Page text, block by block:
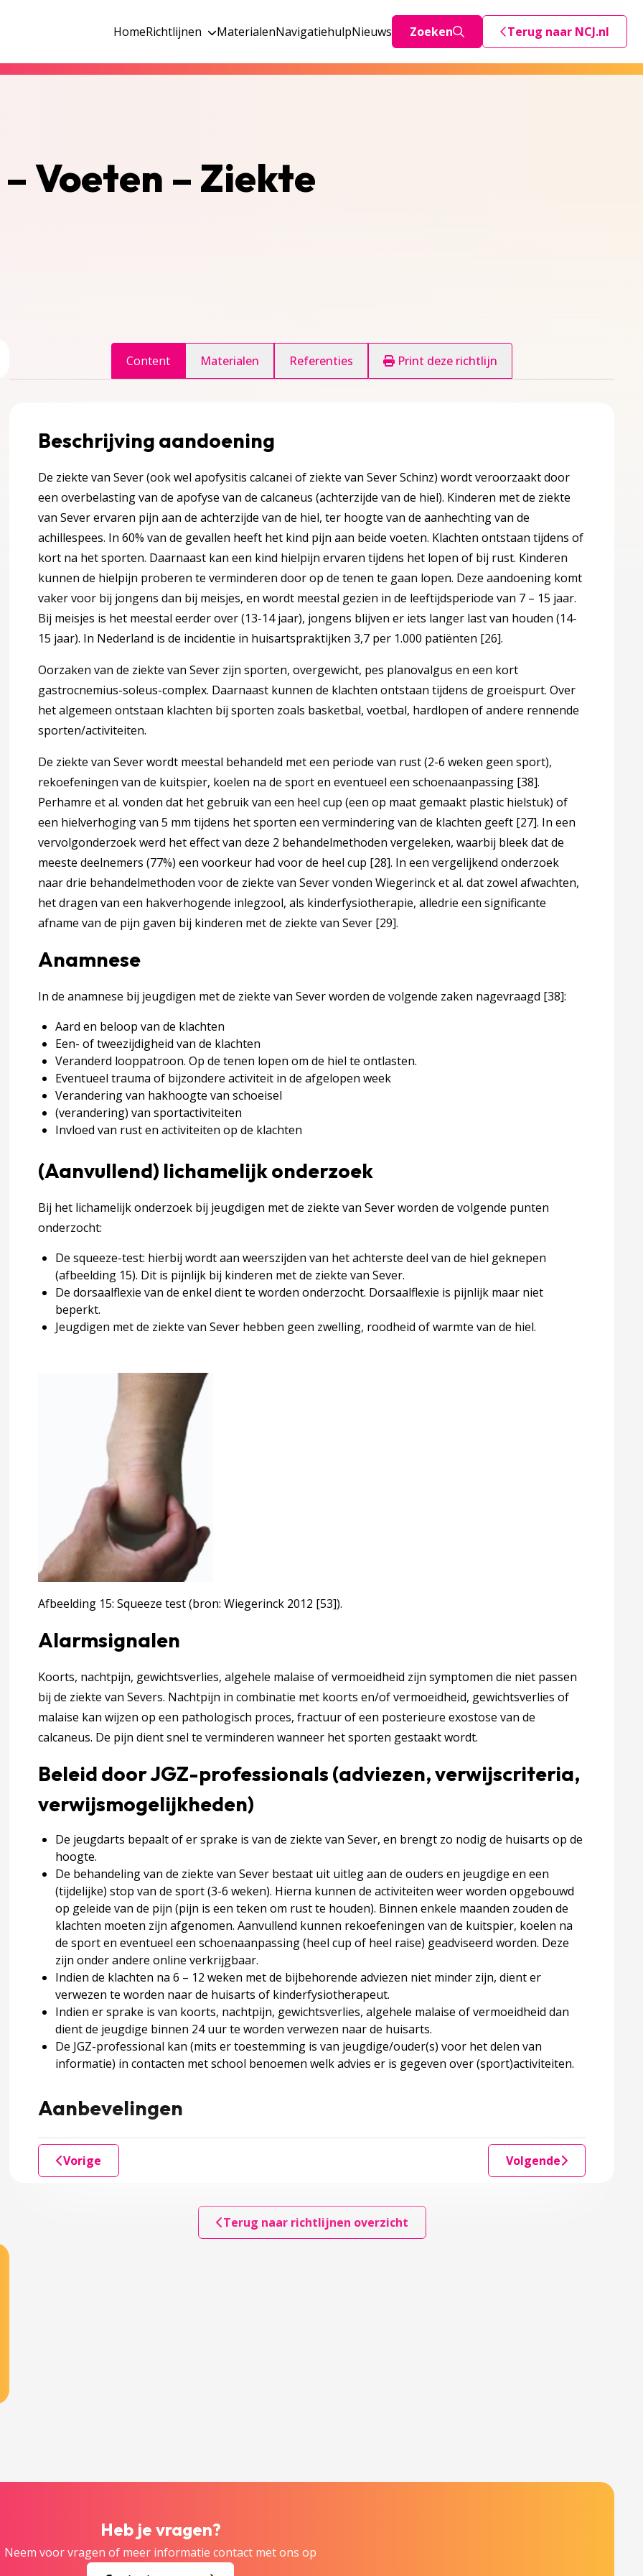
HomeRichtlijnen MaterialenNavigatiehulpNieuws Zoeken Terug naar NCJ.nl
Deze link stuurt je terug
Voeten – Ziekte
inhoudsopgave
over 1 Introductie
achtergrondinformatie
over 2 Kennismodule achtergrondinformatie
onderzoek
hulpverleners
naar binnen lopen)
X-benen (genua valga)
(Slipped Capital Femoral Epiphysis; SCFE)
Schlatter
van Sever
Totstandkoming richtlijn
over 3 Totstandkoming richtlijn
over 4 Verantwoording
over 5 Bijlagen
Content Materialen Referenties Print deze richtlijn
Beschrijving aandoening
De ziekte van Sever (ook wel apofysitis calcanei of ziekte van Sever Schinz) wordt veroorzaakt door
een overbelasting van de apofyse van de calcaneus (achterzijde van de hiel). Kinderen met de ziekte
van Sever ervaren pijn aan de achterzijde van de hiel, ter hoogte van de aanhechting van de
achillespees. In 60% van de gevallen heeft het kind pijn aan beide voeten. Klachten ontstaan tijdens of
kort na het sporten. Daarnaast kan een kind hielpijn ervaren tijdens het lopen of bij rust. Kinderen
kunnen de hielpijn proberen te verminderen door op de tenen te gaan lopen. Deze aandoening komt
vaker voor bij jongens dan bij meisjes, en wordt meestal gezien in de leeftijdsperiode van 7 – 15 jaar.
Bij meisjes is het meestal eerder over (13-14 jaar), jongens blijven er iets langer last van houden (14-
15 jaar). In Nederland is de incidentie in huisartspraktijken 3,7 per 1.000 patiënten [26].
Oorzaken van de ziekte van Sever zijn sporten, overgewicht, pes planovalgus en een kort
gastrocnemius-soleus-complex. Daarnaast kunnen de klachten ontstaan tijdens de groeispurt. Over
het algemeen ontstaan klachten bij sporten zoals basketbal, voetbal, hardlopen of andere rennende
sporten/activiteiten.
De ziekte van Sever wordt meestal behandeld met een periode van rust (2-6 weken geen sport),
rekoefeningen van de kuitspier, koelen na de sport en eventueel een schoenaanpassing [38].
Perhamre et al. vonden dat het gebruik van een heel cup (een op maat gemaakt plastic hielstuk) of
een hielverhoging van 5 mm tijdens het sporten een vermindering van de klachten geeft [27]. In een
vervolgonderzoek werd het effect van deze 2 behandelmethoden vergeleken, waarbij bleek dat de
meeste deelnemers (77%) een voorkeur had voor de heel cup [28]. In een vergelijkend onderzoek
naar drie behandelmethoden voor de ziekte van Sever vonden Wiegerinck et al. dat zowel afwachten,
het dragen van een hakverhogende inlegzool, als kinderfysiotherapie, alledrie een significante
afname van de pijn gaven bij kinderen met de ziekte van Sever [29].
Anamnese
In de anamnese bij jeugdigen met de ziekte van Sever worden de volgende zaken nagevraagd [38]:
Aard en beloop van de klachten
Een- of tweezijdigheid van de klachten
Veranderd looppatroon. Op de tenen lopen om de hiel te ontlasten.
Eventueel trauma of bijzondere activiteit in de afgelopen week
Verandering van hakhoogte van schoeisel
(verandering) van sportactiviteiten
Invloed van rust en activiteiten op de klachten
(Aanvullend) lichamelijk onderzoek
Bij het lichamelijk onderzoek bij jeugdigen met de ziekte van Sever worden de volgende punten
onderzocht:
De squeeze-test: hierbij wordt aan weerszijden van het achterste deel van de hiel geknepen
(afbeelding 15). Dit is pijnlijk bij kinderen met de ziekte van Sever.
De dorsaalflexie van de enkel dient te worden onderzocht. Dorsaalflexie is pijnlijk maar niet
beperkt.
Jeugdigen met de ziekte van Sever hebben geen zwelling, roodheid of warmte van de hiel.
Afbeelding 15: Squeeze test (bron: Wiegerinck 2012 [53]).
Alarmsignalen
Koorts, nachtpijn, gewichtsverlies, algehele malaise of vermoeidheid zijn symptomen die niet passen
bij de ziekte van Severs. Nachtpijn in combinatie met koorts en/of vermoeidheid, gewichtsverlies of
malaise kan wijzen op een pathologisch proces, fractuur of een posterieure exostose van de
calcaneus. De pijn dient snel te verminderen wanneer het sporten gestaakt wordt.
Beleid door JGZ-professionals (adviezen, verwijscriteria,
verwijsmogelijkheden)
De jeugdarts bepaalt of er sprake is van de ziekte van Sever, en brengt zo nodig de huisarts op de
hoogte.
De behandeling van de ziekte van Sever bestaat uit uitleg aan de ouders en jeugdige en een
(tijdelijke) stop van de sport (3-6 weken). Hierna kunnen de activiteiten weer worden opgebouwd
op geleide van de pijn (pijn is een teken om rust te houden). Binnen enkele maanden zouden de
klachten moeten zijn afgenomen. Aanvullend kunnen rekoefeningen van de kuitspier, koelen na
de sport en eventueel een schoenaanpassing (heel cup of heel raise) geadviseerd worden. Deze
zijn onder andere online verkrijgbaar.
Indien de klachten na 6 – 12 weken met de bijbehorende adviezen niet minder zijn, dient er
verwezen te worden naar de huisarts of kinderfysiotherapeut.
Indien er sprake is van koorts, nachtpijn, gewichtsverlies, algehele malaise of vermoeidheid dan
dient de jeugdige binnen 24 uur te worden verwezen naar de huisarts.
De JGZ-professional kan (mits er toestemming is van jeugdige/ouder(s) voor het delen van
informatie) in contacten met school benoemen welk advies er is gegeven over (sport)activiteiten.
Aanbevelingen
Vorige Volgende
Terug naar richtlijnen overzicht
Heb je vragen?
Neem voor vragen of meer informatie contact met ons op